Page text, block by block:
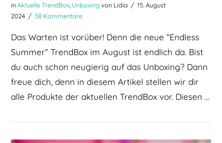
inAktuelle TrendBox Unboxing von Lidia
15. August
2024
38 Kommentare
Das Warten ist vorüber! Denn die neue “Endless
Summer” TrendBox im August ist endlich da. Bist
du auch schon neugierig auf das Unboxing? Dann
freue dich, denn in diesem Artikel stellen wir dir
alle Produkte der aktuellen TrendBox vor. Diesen …